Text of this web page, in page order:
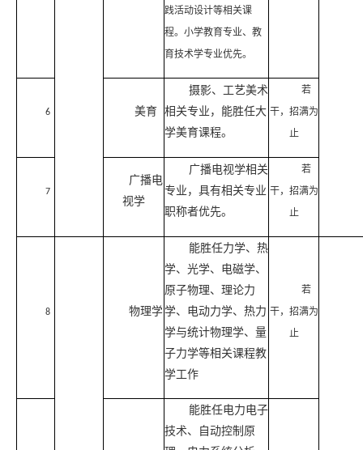
践活动设计等相关课
程。小学教育专业、教
育技术学专业优先。
6 美育
摄影、 工艺美术
相关专业，能胜任大
学美育课程。
若
干，招满为
止
7
广播电
视学
广播电视学相关
专业，具有相关专业
职称者优先。
若
干，招满为
止
8 物理学
能胜任力学、热
学、光学、电磁学、
原子物理、理论力
学、电动力学、热力
学与统计物理学、量
子力学等相关课程教
学工作
若
干，招满为
止
能胜任电力电子
技术、自动控制原